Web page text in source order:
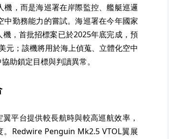
，而是海巡署在岸際監控、艦艇巡邏
勤務能力的嘗試。海巡署在今年國家
，首批招標案已於2025年底完成，預
元；該機將用於海上偵蒐、立體化空中
助鎖定目標與判讀異常。
平台提供較長航時與較高巡航效率，
Redwire Penguin Mk2.5 VTOL翼展